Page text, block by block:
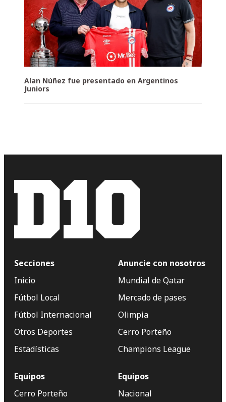
Alan Núñez fue presentado en Argentinos
Juniors
Secciones
Inicio
Fútbol Local
Fútbol Internacional
Otros Deportes
Estadísticas
Anuncie con nosotros
Mundial de Qatar
Mercado de pases
Olimpia
Cerro Porteño
Champions League
Equipos
Cerro Porteño
Equipos
Nacional